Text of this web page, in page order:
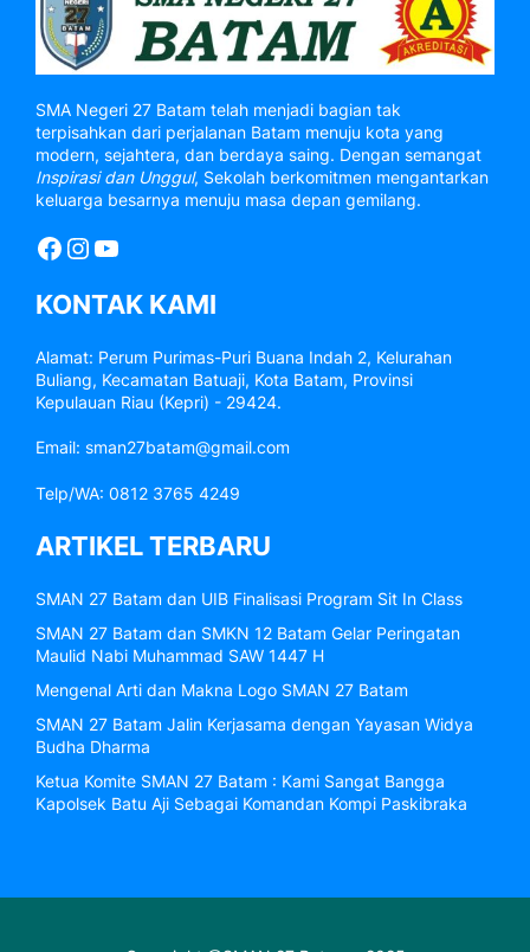
SMA Negeri 27 Batam telah menjadi bagian tak
terpisahkan dari perjalanan Batam menuju kota yang
modern, sejahtera, dan berdaya saing. Dengan semangat
Inspirasi dan Unggul, Sekolah berkomitmen mengantarkan
keluarga besarnya menuju masa depan gemilang.
Facebook
Instagram
YouTube
KONTAK KAMI
Alamat: Perum Purimas-Puri Buana Indah 2, Kelurahan
Buliang, Kecamatan Batuaji, Kota Batam, Provinsi
Kepulauan Riau (Kepri) - 29424.
Email: sman27batam@gmail.com
Telp/WA: 0812 3765 4249
ARTIKEL TERBARU
SMAN 27 Batam dan UIB Finalisasi Program Sit In Class
SMAN 27 Batam dan SMKN 12 Batam Gelar Peringatan
Maulid Nabi Muhammad SAW 1447 H
Mengenal Arti dan Makna Logo SMAN 27 Batam
SMAN 27 Batam Jalin Kerjasama dengan Yayasan Widya
Budha Dharma
Ketua Komite SMAN 27 Batam : Kami Sangat Bangga
Kapolsek Batu Aji Sebagai Komandan Kompi Paskibraka